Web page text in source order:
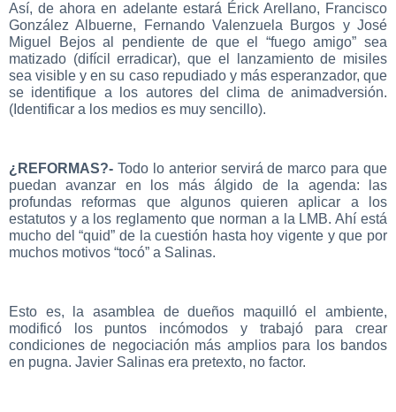
Así, de ahora en adelante estará Érick Arellano, Francisco
González Albuerne, Fernando Valenzuela Burgos y José
Miguel Bejos al pendiente de que el “fuego amigo” sea
matizado (difícil erradicar), que el lanzamiento de misiles
sea visible y en su caso repudiado y más esperanzador, que
se identifique a los autores del clima de animadversión.
(Identificar a los medios es muy sencillo).
¿REFORMAS?- Todo lo anterior servirá de marco para que
puedan avanzar en los más álgido de la agenda: las
profundas reformas que algunos quieren aplicar a los
estatutos y a los reglamento que norman a la LMB. Ahí está
mucho del “quid” de la cuestión hasta hoy vigente y que por
muchos motivos “tocó” a Salinas.
Esto es, la asamblea de dueños maquilló el ambiente,
modificó los puntos incómodos y trabajó para crear
condiciones de negociación más amplios para los bandos
en pugna. Javier Salinas era pretexto, no factor.